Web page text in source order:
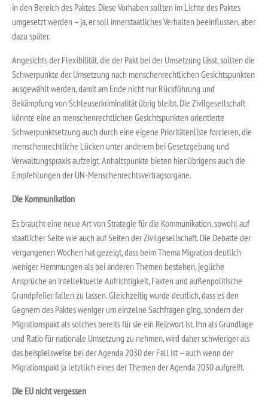
in den Bereich des Paktes. Diese Vorhaben sollten im Lichte des Paktes
umgesetzt werden – ja, er soll innerstaatliches Verhalten beeinflussen, aber
dazu später.
Angesichts der Flexibilität, die der Pakt bei der Umsetzung lässt, sollten die
Schwerpunkte der Umsetzung nach menschenrechtlichen Gesichtspunkten
ausgewählt werden, damit am Ende nicht nur Rückführung und
Bekämpfung von Schleuserkriminalität übrig bleibt. Die Zivilgesellschaft
könnte eine an menschenrechtlichen Gesichtspunkten orientierte
Schwerpunktsetzung auch durch eine eigene Prioritätenliste forcieren, die
menschenrechtliche Lücken unter anderem bei Gesetzgebung und
Verwaltungspraxis aufzeigt. Anhaltspunkte bieten hier übrigens auch die
Empfehlungen der UN-Menschenrechtsvertragsorgane.
Die Kommunikation
Es braucht eine neue Art von Strategie für die Kommunikation, sowohl auf
staatlicher Seite wie auch auf Seiten der Zivilgesellschaft. Die Debatte der
vergangenen Wochen hat gezeigt, dass beim Thema Migration deutlich
weniger Hemmungen als bei anderen Themen bestehen, jegliche
Ansprüche an intellektuelle Aufrichtigkeit, Fakten und außenpolitische
Grundpfeiler fallen zu lassen. Gleichzeitig wurde deutlich, dass es den
Gegnern des Paktes weniger um einzelne Sachfragen ging, sondern der
Migrationspakt als solches bereits für sie ein Reizwort ist. Ihn als Grundlage
und Ratio für nationale Umsetzung zu nehmen, wird daher schwieriger als
das beispielsweise bei der Agenda 2030 der Fall ist – auch wenn der
Migrationspakt ja letztlich eines der Themen der Agenda 2030 aufgreift.
Die EU nicht vergessen